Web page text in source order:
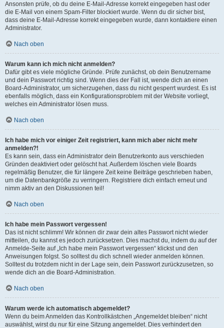
Ansonsten prüfe, ob du deine E-Mail-Adresse korrekt eingegeben hast oder
die E-Mail von einem Spam-Filter blockiert wurde. Wenn du dir sicher bist,
dass deine E-Mail-Adresse korrekt eingegeben wurde, dann kontaktiere einen
Administrator.
Nach oben
Warum kann ich mich nicht anmelden?
Dafür gibt es viele mögliche Gründe. Prüfe zunächst, ob dein Benutzername
und dein Passwort richtig sind. Wenn dies der Fall ist, wende dich an einen
Board-Administrator, um sicherzugehen, dass du nicht gesperrt wurdest. Es ist
ebenfalls möglich, dass ein Konfigurationsproblem mit der Website vorliegt,
welches ein Administrator lösen muss.
Nach oben
Ich habe mich vor einiger Zeit registriert, kann mich aber nicht mehr
anmelden?!
Es kann sein, dass ein Administrator dein Benutzerkonto aus verschieden
Gründen deaktiviert oder gelöscht hat. Außerdem löschen viele Boards
regelmäßig Benutzer, die für längere Zeit keine Beiträge geschrieben haben,
um die Datenbankgröße zu verringern. Registriere dich einfach erneut und
nimm aktiv an den Diskussionen teil!
Nach oben
Ich habe mein Passwort vergessen!
Das ist nicht schlimm! Wir können dir zwar dein altes Passwort nicht wieder
mitteilen, du kannst es jedoch zurücksetzen. Dies machst du, indem du auf der
Anmelde-Seite auf „Ich habe mein Passwort vergessen“ klickst und den
Anweisungen folgst. So solltest du dich schnell wieder anmelden können.
Solltest du trotzdem nicht in der Lage sein, dein Passwort zurückzusetzen, so
wende dich an die Board-Administration.
Nach oben
Warum werde ich automatisch abgemeldet?
Wenn du beim Anmelden das Kontrollkästchen „Angemeldet bleiben“ nicht
auswählst, wirst du nur für eine Sitzung angemeldet. Dies verhindert den